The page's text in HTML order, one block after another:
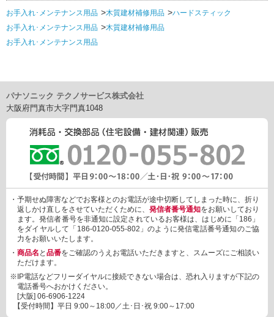
お手入れ･メンテナンス用品 木質建材補修用品
ハードスティック
お手入れ･メンテナンス用品
木質建材補修用品
お手入れ･メンテナンス用品
パナソニック テクノサービス株式会社
大阪府門真市大字門真1048
・予期せぬ障害などでお客様とのお電話が途中切断してしまった時に、折り
返しかけ直しをさせていただくために、 発信者番号通知をお願いしており
ます。発信者番号を非通知に設定されているお客様は、はじめに「186」
をダイヤルして「186-0120-055-802」のように発信電話番号通知のご協
力をお願いいたします。
・ 商品名 と 品番をご確認のうえお電話いただきますと、スムーズにご相談い
ただけます。
※IP電話などフリーダイヤルに接続できない場合は、恐れ入りますが下記の
電話番号へおかけください。
[大阪] 06-6906-1224
【受付時間】平日 9:00～18:00／土･日･祝 9:00～17:00